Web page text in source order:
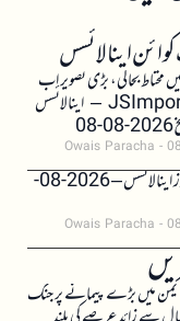
اینالائسس
محتاط بحالی، بڑی تصویر اب
بھی دفاعی JSImport – اینالائسس
Owais Paracha
ڈیلی کرپٹو نیوز اینالائسس – 2026-08-
Owais Paracha
یمن میں بڑے پیمانے پر جنگ